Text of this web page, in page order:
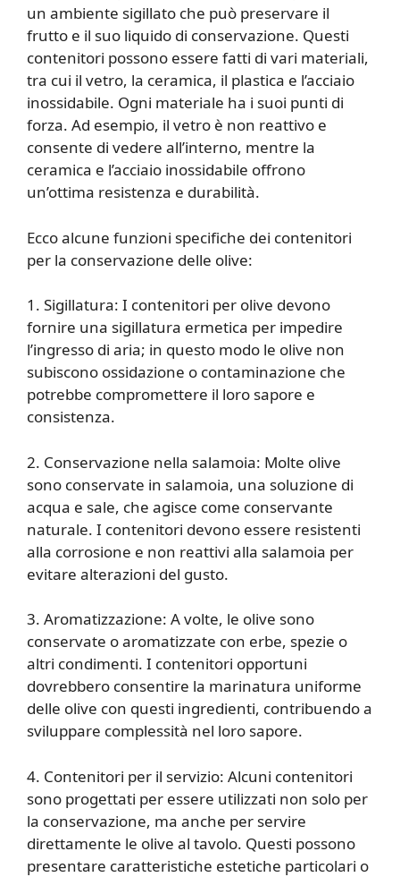
un ambiente sigillato che può preservare il
frutto e il suo liquido di conservazione. Questi
contenitori possono essere fatti di vari materiali,
tra cui il vetro, la ceramica, il plastica e l’acciaio
inossidabile. Ogni materiale ha i suoi punti di
forza. Ad esempio, il vetro è non reattivo e
consente di vedere all’interno, mentre la
ceramica e l’acciaio inossidabile offrono
un’ottima resistenza e durabilità.
Ecco alcune funzioni specifiche dei contenitori
per la conservazione delle olive:
1. Sigillatura: I contenitori per olive devono
fornire una sigillatura ermetica per impedire
l’ingresso di aria; in questo modo le olive non
subiscono ossidazione o contaminazione che
potrebbe compromettere il loro sapore e
consistenza.
2. Conservazione nella salamoia: Molte olive
sono conservate in salamoia, una soluzione di
acqua e sale, che agisce come conservante
naturale. I contenitori devono essere resistenti
alla corrosione e non reattivi alla salamoia per
evitare alterazioni del gusto.
3. Aromatizzazione: A volte, le olive sono
conservate o aromatizzate con erbe, spezie o
altri condimenti. I contenitori opportuni
dovrebbero consentire la marinatura uniforme
delle olive con questi ingredienti, contribuendo a
sviluppare complessità nel loro sapore.
4. Contenitori per il servizio: Alcuni contenitori
sono progettati per essere utilizzati non solo per
la conservazione, ma anche per servire
direttamente le olive al tavolo. Questi possono
presentare caratteristiche estetiche particolari o